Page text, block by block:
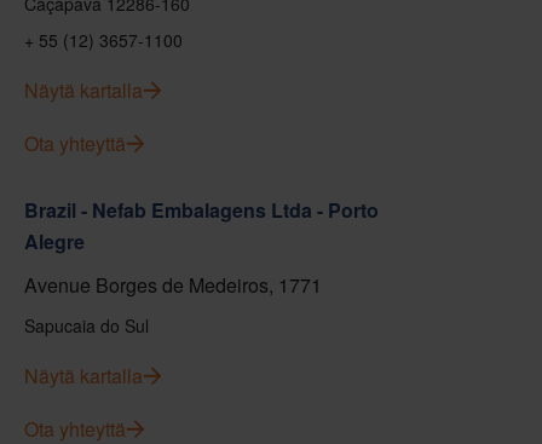
+ 55 (12) 3657-1100
Näytä kartalla
Ota yhteyttä
Brazil - Nefab Embalagens Ltda - Porto
Alegre
Avenue Borges de Medeiros, 1771
Sapucaia do Sul
Näytä kartalla
Ota yhteyttä